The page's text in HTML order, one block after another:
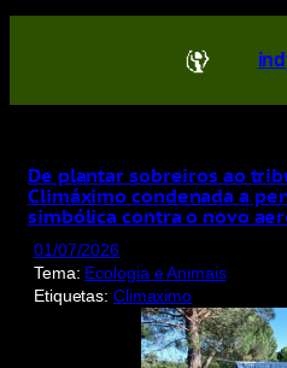
Saltar
conteúdo
De plantar sobreiros ao
Climáximo condenada a
simbólica contra o novo
01/07/2026
Tema: Ecologia e Animais
Etiquetas: Climaximo